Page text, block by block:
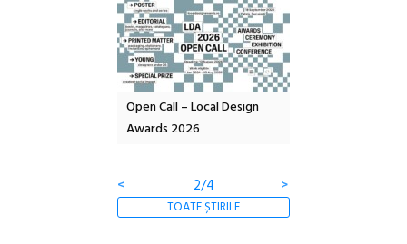
Open Call – Local Design
Awards 2026
<
2/4 >
TOATE ȘTIRILE